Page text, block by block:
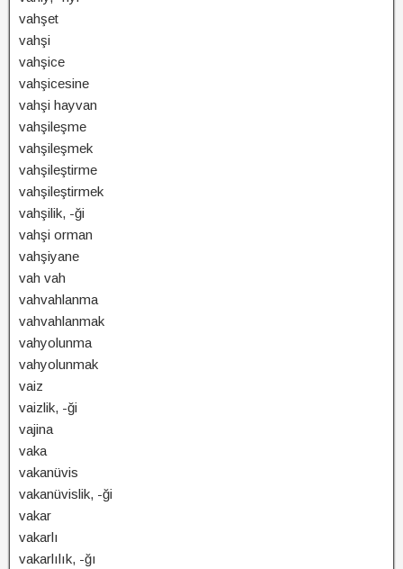
vahşet
vahşi
vahşice
vahşicesine
vahşi hayvan
vahşileşme
vahşileşmek
vahşileştirme
vahşileştirmek
vahşilik, -ği
vahşi orman
vahşiyane
vah vah
vahvahlanma
vahvahlanmak
vahyolunma
vahyolunmak
vaiz
vaizlik, -ği
vajina
vaka
vakanüvis
vakanüvislik, -ği
vakar
vakarlı
vakarlılık, -ğı